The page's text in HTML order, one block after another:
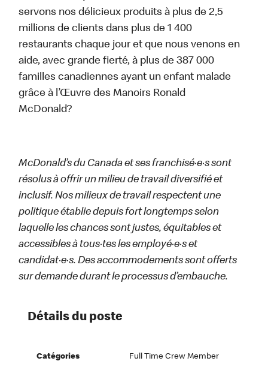
servons nos délicieux produits à plus de 2,5
millions de clients dans plus de 1 400
restaurants chaque jour et que nous venons en
aide, avec grande fierté, à plus de 387 000
familles canadiennes ayant un enfant malade
grâce à l’Œuvre des Manoirs Ronald
McDonald?
McDonald’s du Canada et ses franchisé·e·s sont
résolus à offrir un milieu de travail diversifié et
inclusif. Nos milieux de travail respectent une
politique établie depuis fort longtemps selon
laquelle les chances sont justes, équitables et
accessibles à tous·tes les employé·e·s et
candidat·e·s. Des accommodements sont offerts
sur demande durant le processus d’embauche.
Détails du poste
Catégories Full Time Crew Member